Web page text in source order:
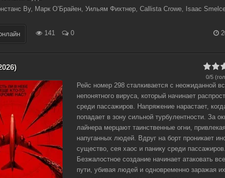
Ву, Марк О’Брайен, Уильям Фихтнер, Callista Crowe, Isaac
141 0
0/5
Рейс номер 298 сталкивается с неожиданной
непонятного вируса, который начинает
среди пассажиров. Напряжение нарастает,
попадает в зону сильной турбулентности. За
лайнера мерцают таинственные огни,
напуганных людей. Вдруг на борт проникает
существо, сея хаос и панику среди пассажиров.
Безжалостное создание начинает атаковать
пути, убивая людей и одновременно заражая их